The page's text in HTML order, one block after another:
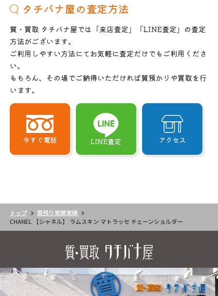
タチバナ屋の査定方法
質・買取 タチバナ屋では「来店査定」「LINE査定」の査定
方法がございます。
ご利用しやすい方法にてお気軽に査定だけでもご利用くださ
い。
もちろん、その場でご納得いただければ質預かりや買取を行
います。
今すぐ電話 LINE査定 アクセス
トップ
質預り実績実績
CHANEL 【シャネル】 ラムスキン マトラッセ チェーンショルダー